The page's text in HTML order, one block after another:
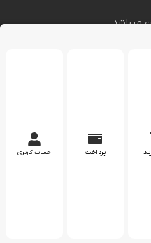
میباشد
پرداخت حساب کاربری